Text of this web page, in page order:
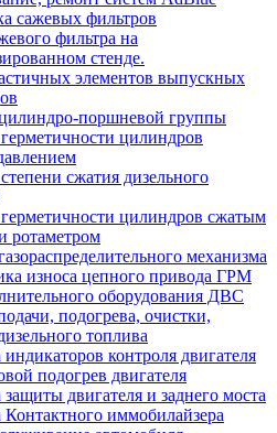
сажевых фильтров
фильтра на
стенде.
элементов выпускных
поршневой группы
цилиндров
сжатия дизельного
цилиндров сжатым
ротаметром
механизма
износа цепного привода ГРМ
оборудования ДВС
подогрева, очистки,
топлива
индикаторов контроля двигателя
подогрев двигателя
защиты двигателя и заднего моста
Контактного иммобилайзера